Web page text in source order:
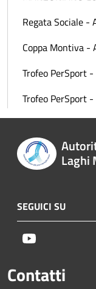
Regata Sociale -
Coppa Montiva -
Trofeo PerSport -
Trofeo PerSport -
Laghi
SEGUICI SU
Contatti